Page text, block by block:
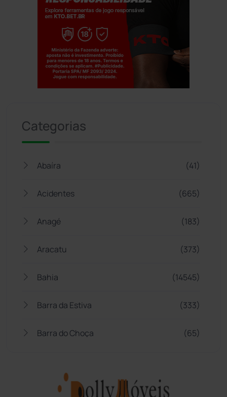
Categorias
Abaíra (41)
Acidentes (665)
Anagé (183)
Aracatu (373)
Bahia (14545)
Barra da Estiva (333)
Barra do Choça (65)
Bom Jesus da Lapa